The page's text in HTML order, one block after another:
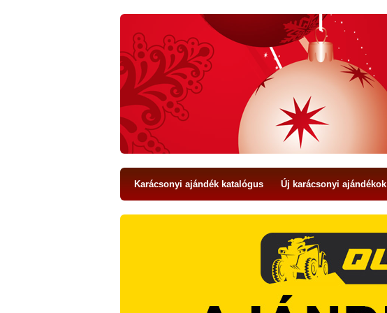
Karácsonyi ajándék katalógus Új karácsonyi ajándékok